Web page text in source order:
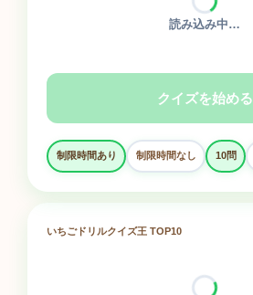
読み込み中…
クイズを始める
制限時間あり 制限時間なし 10問
いちごドリルクイズ王 TOP10